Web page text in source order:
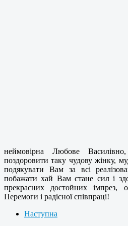
неймовірна Любове
поздоровити таку чудову жінку,
подякувати Вам за всі
побажати хай Вам стане сил і
прекрасних достойних імпрез,
Перемоги і радісної співпраці!
Наступна